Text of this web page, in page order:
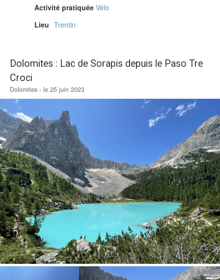
Activité pratiquée Vélo
Lieu Trentin
Dolomites : Lac de Sorapis depuis le Paso Tre
Croci
Dolomites - le 25 juin 2023